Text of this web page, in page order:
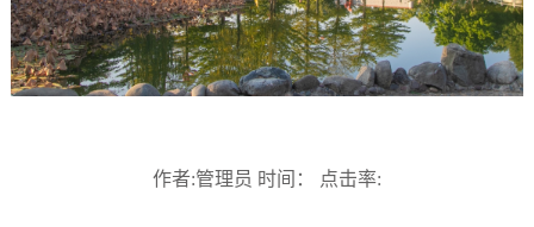
作者:管理员 时间： 点击率: